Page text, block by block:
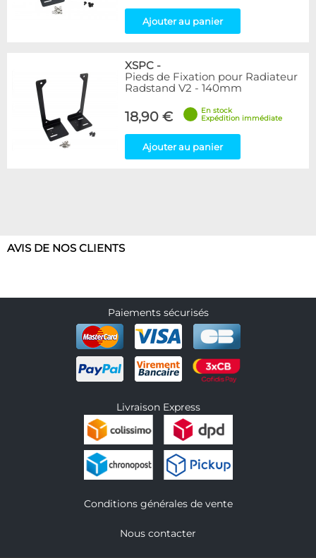
Ajouter au panier
XSPC -
Pieds de Fixation pour Radiateur
Radstand V2 - 140mm
18,90 €
En stock
Expédition immédiate
Ajouter au panier
AVIS DE NOS CLIENTS
Paiements sécurisés
Livraison Express
Conditions générales de vente
Nous contacter